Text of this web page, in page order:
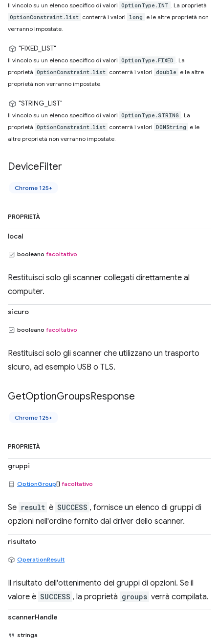
Il vincolo su un elenco specifico di valori OptionType.INT . La proprietà
OptionConstraint.list conterrà i valori long
e le altre proprietà non
verranno impostate.
"FIXED_LIST"
Il vincolo su un elenco specifico di valori OptionType.FIXED . La
proprietà OptionConstraint.list conterrà i valori double
e le altre
proprietà non verranno impostate.
"STRING_LIST"
Il vincolo su un elenco specifico di valori OptionType.STRING . La
proprietà OptionConstraint.list conterrà i valori DOMString
e le
altre proprietà non verranno impostate.
DeviceFilter
Chrome 125+
PROPRIETÀ
local
booleano facoltativo
Restituisci solo gli scanner collegati direttamente al
computer.
sicuro
booleano facoltativo
Restituisci solo gli scanner che utilizzano un trasporto
sicuro, ad esempio USB o TLS.
GetOptionGroupsResponse
Chrome 125+
PROPRIETÀ
gruppi
OptionGroup[] facoltativo
Se result è SUCCESS , fornisce un elenco di gruppi di
opzioni nell'ordine fornito dal driver dello scanner.
risultato
OperationResult
Il risultato dell'ottenimento dei gruppi di opzioni. Se il
valore è SUCCESS , la proprietà groups verrà compilata.
scannerHandle
stringa